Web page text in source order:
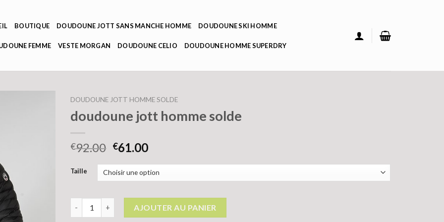
BOUTIQUE DOUDOUNE JOTT SANS MANCHE HOMME DOUDOUNE SKI HOMME
FEMME VESTE MORGAN DOUDOUNE CELIO DOUDOUNE HOMME SUPERDRY
DOUDOUNE JOTT HOMME SOLDE
doudoune jott homme solde
€92.00 €61.00
Taille
AJOUTER AU PANIER